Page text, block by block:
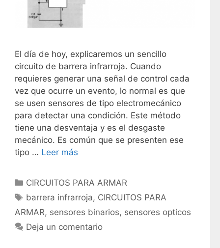
El día de hoy, explicaremos un sencillo
circuito de barrera infrarroja. Cuando
requieres generar una señal de control cada
vez que ocurre un evento, lo normal es que
se usen sensores de tipo electromecánico
para detectar una condición. Este método
tiene una desventaja y es el desgaste
mecánico. Es común que se presenten ese
tipo … Leer más
C
a
e
g
CIRCUITOS PARA ARMAR
E
t
q
barrera infrarroja, CIRCUITOS PARA
ARMAR, sensores binarios, sensores opticos
Deja un comentario